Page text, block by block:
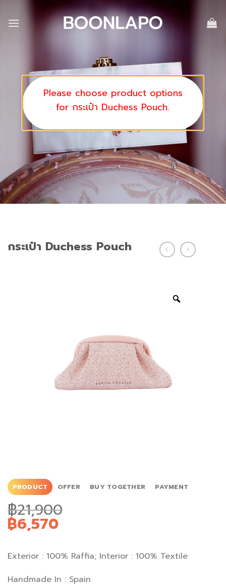
content
Please choose product options
for กระเป๋า Duchess Pouch.
กระเป๋า Duchess Pouch
PRODUCT OFFER BUY TOGETHER PAYMENT
฿21,900
฿6,570
Exterior : 100% Raffia; Interior : 100% Textile
Handmade In : Spain